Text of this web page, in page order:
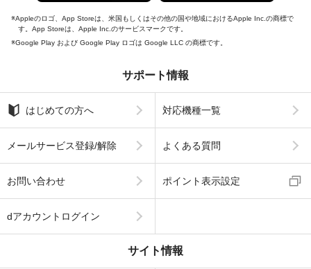
Appleのロゴ、App Storeは、米国もしくはその他の国や地域におけるApple Inc.の商標で
す。App Storeは、Apple Inc.のサービスマークです。
Google Play および Google Play ロゴは Google LLC の商標です。
サポート情報
はじめての方へ 対応機種一覧
メールサービス登録/解除 よくある質問
お問い合わせ ポイント表示設定
dアカウントログイン
サイト情報